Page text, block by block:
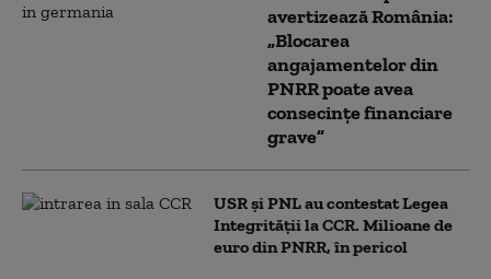
avertizează România:
„Blocarea
angajamentelor din
PNRR poate avea
consecințe financiare
grave”
USR și PNL au contestat Legea
Integrității la CCR. Milioane de
euro din PNRR, în pericol